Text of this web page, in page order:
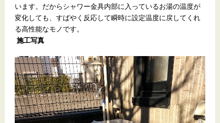
います。だからシャワー金具内部に入っているお湯の温度が
変化しても、すばやく反応して瞬時に設定温度に戻してくれ
る高性能なモノです。
施工写真